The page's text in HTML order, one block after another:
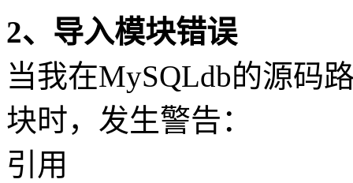
2、导入模块错误
当我在MySQLdb的源码
块时，发生警告：
引用